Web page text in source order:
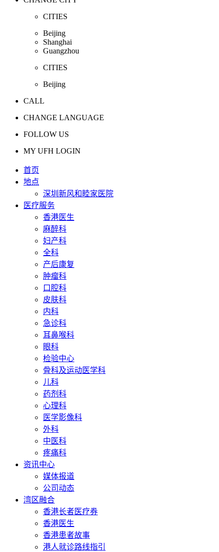
CITIES
Beijing
Shanghai
Guangzhou
CITIES
Beijing
CALL
CHANGE LANGUAGE
FOLLOW US
MY UFH LOGIN
首页
地点
深圳新风和睦家医院
医疗服务
香港医生
麻醉科
妇产科
全科
产后康复
肿瘤科
口腔科
皮肤科
内科
急诊科
耳鼻喉科
眼科
检验中心
骨科及运动医学科
儿科
药剂科
心理科
医学影像科
外科
中医科
疼痛科
资讯中心
媒体报道
公司动态
湾区融合
香港长者医疗券
香港医生
香港患者故事
港人就诊路线指引